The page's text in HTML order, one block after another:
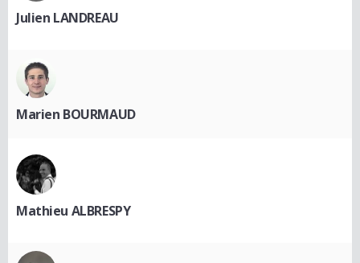
Julien LANDREAU
Marien BOURMAUD
Mathieu ALBRESPY